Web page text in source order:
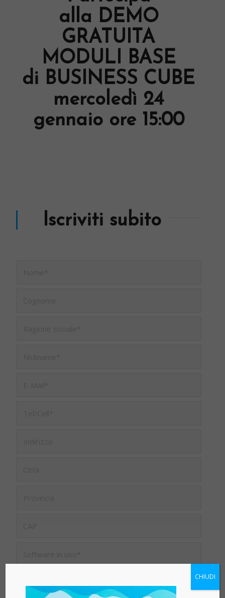
alla DEMO
GRATUITA
MODULI BASE
di BUSINESS CUBE
mercoledì 24
gennaioore 15:00
Iscriviti subito
di questo sito e conferisco il consenso al
CHIUDI